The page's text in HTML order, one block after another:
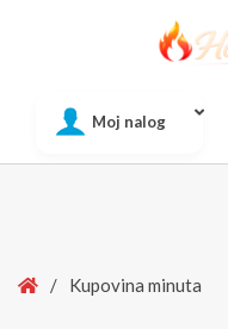
Moj nalog
Home
/ Kupovina minuta